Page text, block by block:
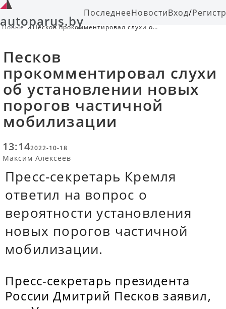
autoparus.byПоследнееНовостиВход/
Новые
Песков прокомментировал слухи об
Песков
прокомментировал слухи
об установлении новых
порогов частичной
мобилизации
13:142022-10-18
Максим Алексеев
Пресс-секретарь Кремля
ответил на вопрос о
вероятности установления
новых порогов частичной
мобилизации.
Пресс-секретарь президента
России Дмитрий Песков заявил,